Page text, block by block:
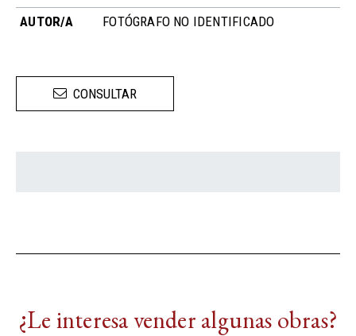
AUTOR/A FOTÓGRAFO NO IDENTIFICADO
CONSULTAR
¿Le interesa vender algunas obras?